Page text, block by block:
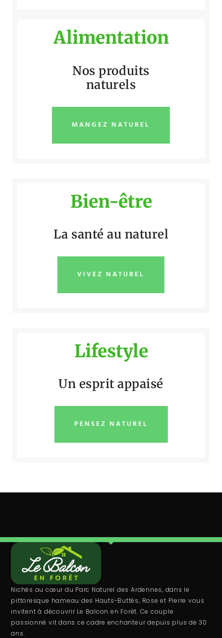
Alimentation
Nos produits
naturels
MANGEZ NATUREL
Bien-être
La santé au naturel
VIVEZ NATUREL
Lifestyle
Un esprit appaisé
PENSEZ NATUREL
Nichés au cœur du Parc Naturel des Ardennes, dans le
pittoresque hameau des Hauts-Buttés, Rose et Pierre vous
invitent à découvrir Le Balcon en Forêt. Ce couple
passionné vit dans ce cadre enchanteur depuis plus de 30
ans.